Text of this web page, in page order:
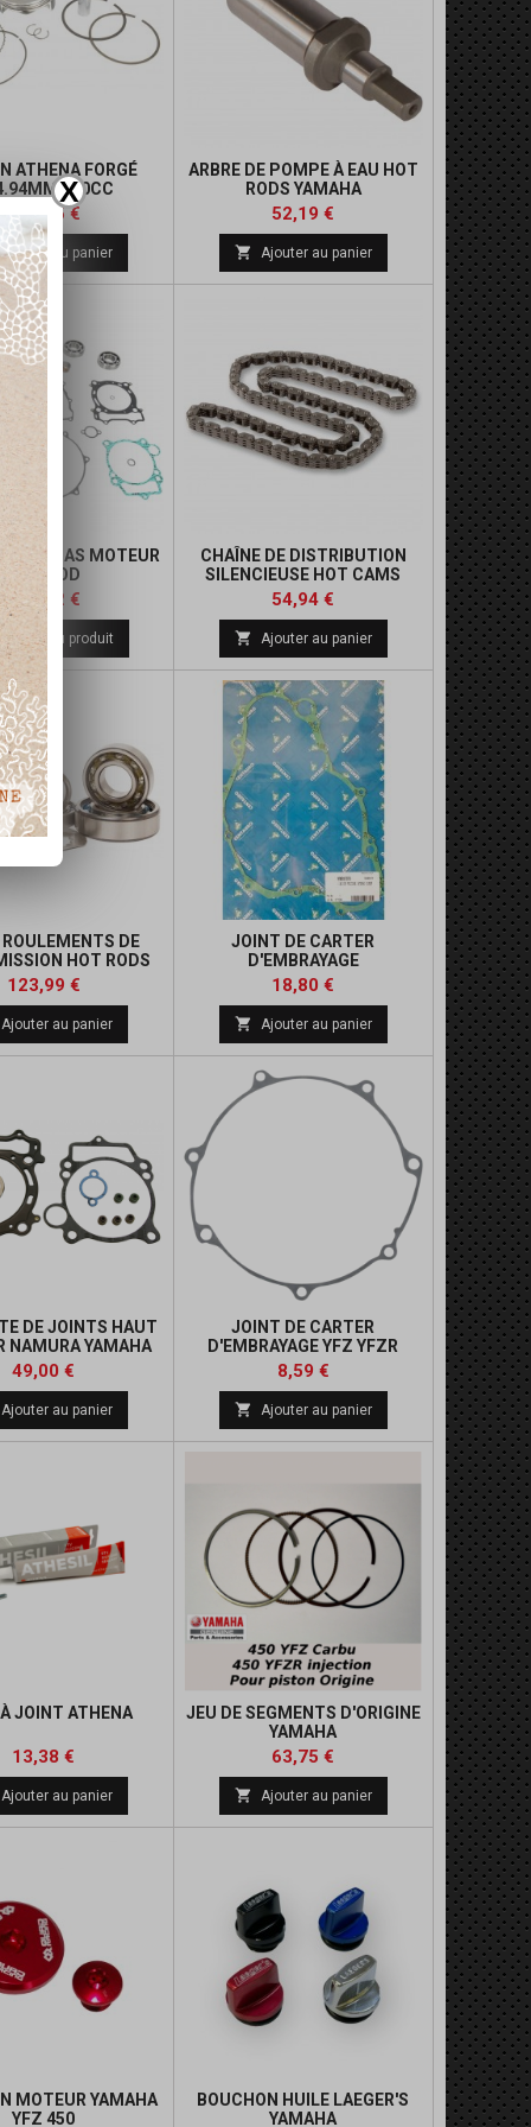
X
ATHENA FORGÉ
450CC
STANDARD
Prix
234,25 €Prix
de
base
Ajouter au panier
ARBRE DE POMPE À EAU HOT
RODS YAMAHA
Prix
52,19 €
base
 Ajouter au panier
BAS MOTEUR
HOT ROD
Prix
536,62 €
Détails du produit
CHAÎNE DE DISTRIBUTION
SILENCIEUSE HOT CAMS
Prix
54,94 €
base
 Ajouter au panier
ROULEMENTS DE
HOT RODS
450 YFZ
Prix
123,99 €Prix
de
base
Ajouter au panier
JOINT DE CARTER
D'EMBRAYAGE
Prix
18,80 €
base
 Ajouter au panier
DE JOINTS HAUT
NAMURA YAMAHA
450 2004/2013
Prix
49,00 €
Ajouter au panier
JOINT DE CARTER
D'EMBRAYAGE YFZ YFZR
Prix
8,59 €Prix
base
 Ajouter au panier
À JOINT ATHENA
Prix
13,38 €
base
Ajouter au panier
JEU DE SEGMENTS D'ORIGINE
YAMAHA
Prix
63,75 €
base
 Ajouter au panier
MOTEUR YAMAHA
YFZ 450
BOUCHON HUILE LAEGER'S
YAMAHA